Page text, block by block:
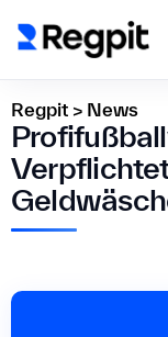
Regpit > News